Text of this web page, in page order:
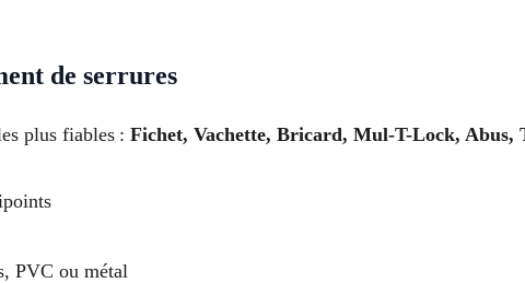
de serrures
plus fiables : Fichet, Vachette, Bricard, Mul-T-Lock, Abus,
PVC ou métal